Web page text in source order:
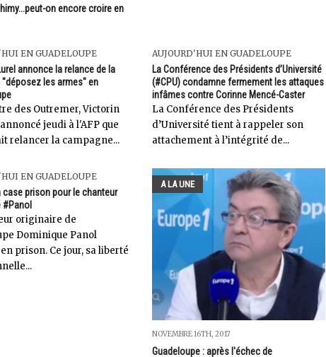
on encore croire en
EN GUADELOUPE
annonce la relance de la
les armes" en
des Outremer, Victorin
jeudi à l'AFP que
relancer la campagne...
AUJOURD'HUI EN GUADELOUPE
La Conférence des Présidents d’Université
(#CPU) condamne fermement les attaques
infâmes contre Corinne Mencé-Caster
La Conférence des Présidents
d’Université tient à rappeler son
attachement à l’intégrité de...
EN GUADELOUPE
case prison pour le chanteur
#Panol
originaire de
Dominique Panol
prison. Ce jour, sa liberté
A LA UNE
NOVEMBRE 16TH, 2017
Guadeloupe : après l'échec de